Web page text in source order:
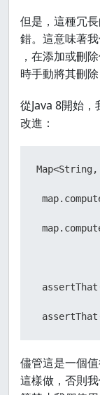
但是，這種冗
錯。這意味著
，在添加或刪
時手動將其刪除
從Java 8開始
改進：
儘管這是一個
這樣做，否則